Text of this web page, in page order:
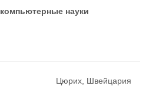
компьютерныe нayки
Цюрих, Швейцария